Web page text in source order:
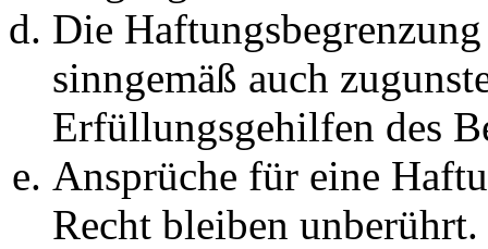
Die
sinngemäß auch
Erfüllungsgehilfen des
Ansprüche für eine
Recht bleiben unberührt.